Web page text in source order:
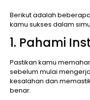
Berikut adalah
kamu sukses dalam
1. Pahami
Pastikan kamu
sebelum mulai
kesalahan dan
benar.